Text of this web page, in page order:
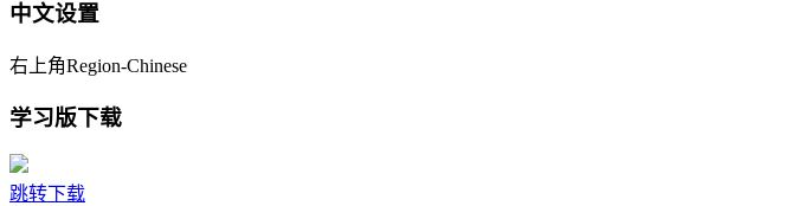
中文设置
右上角Region-Chinese
学习版下载
跳转下载